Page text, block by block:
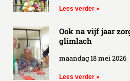
Lees verder »
Ook na vijf jaar
glimlach
maandag 18 mei 2026
Lees verder »